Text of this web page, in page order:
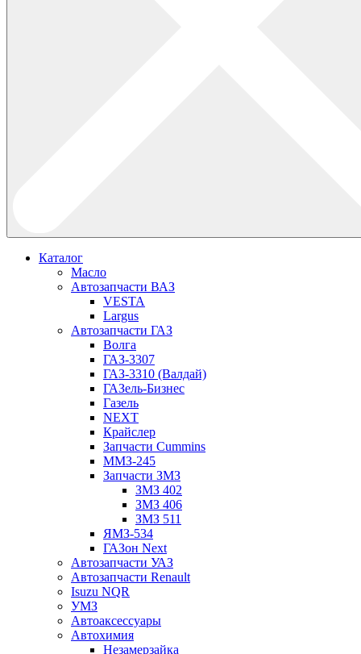
Каталог
Масло
Автозапчасти ВАЗ
VESTA
Largus
Автозапчасти ГАЗ
Волга
ГАЗ-3307
ГАЗ-3310 (Валдай)
ГАЗель-Бизнес
Газель
NEXT
Крайслер
Запчасти Cummins
ММЗ-245
Запчасти ЗМЗ
ЗМЗ 402
ЗМЗ 406
ЗМЗ 511
ЯМЗ-534
ГАЗон Next
Автозапчасти УАЗ
Автозапчасти Renault
Isuzu NQR
УМЗ
Автоаксессуары
Автохимия
Незамерзайка